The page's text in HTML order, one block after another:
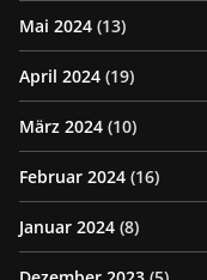
Mai 2024 (13)
April 2024 (19)
März 2024 (10)
Februar 2024 (16)
Januar 2024 (8)